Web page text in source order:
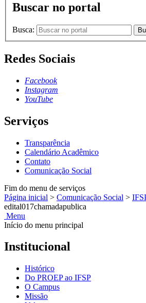
Buscar no portal
Busca:
Redes Sociais
Facebook
Instagram
YouTube
Serviços
Transparência
Calendário Acadêmico
Contato
Comunicação Social
Fim do menu de serviços
Página inicial > Comunicação Social >
edital017chamadapublica
Menu
Início do menu principal
Institucional
Histórico
Do PROEP ao IFSP
O Campus
Missão